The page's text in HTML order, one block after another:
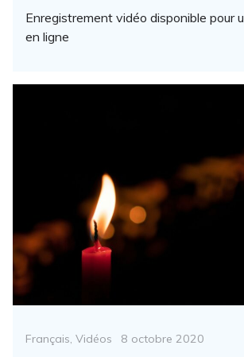
Enregistrement vidéo disponible pour
en ligne
Categories
Français, Vidéos
Posted
8 octobre 2020